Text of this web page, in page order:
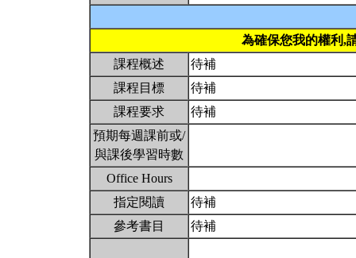
為確保您我的權利,
課程概述
待補
課程目標
待補
課程要求
待補
預期每週課前或/
與課後學習時數
Office Hours
指定閱讀
待補
參考書目
待補